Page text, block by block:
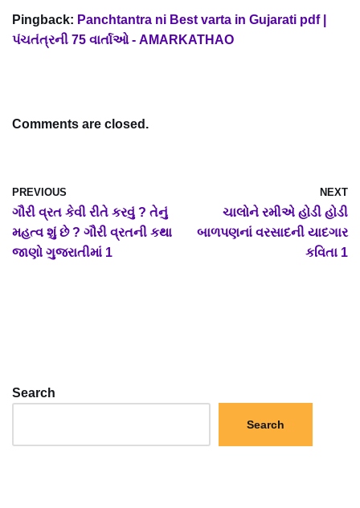
Pingback: Panchtantra ni Best varta in Gujarati pdf |
પંચતંત્રની 75 વાર્તાઓ - AMARKATHAO
Comments are closed.
PREVIOUS
ગૌરી વ્રત કેવી રીતે કરવું ? તેનું
મહત્વ શું છે ? ગૌરી વ્રતની કથા
જાણો ગુજરાતીમાં 1
NEXT
ચાલોને રમીએ હોડી હોડી
બાળપણનાં વરસાદની યાદગાર
કવિતા 1
Search
Search